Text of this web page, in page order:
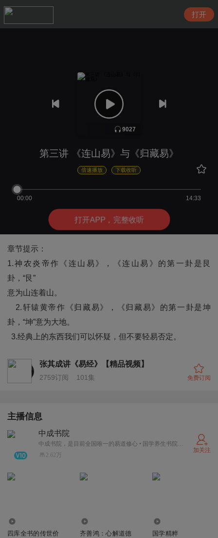
9027
第三讲 《连山易》与《归藏易》
倍速播放 下载收听
00:00 14:33
打开APP，完整收听
章节提示：
1.神农炎帝作《连山易》，《连山易》的第一卦是艮
卦，“艮”
意为山连着山。
2.轩辕黄帝作《归藏易》，《归藏易》的第一卦是坤
卦，“坤”意为大地。
3.经典上的东西我们可以怀疑，但不要轻易否定。
张其成讲《易经》【精品视频】
2759订阅 101集 免费订阅
主播信息
中成书院
中成书院，是目前全国唯一的易道修心 • 国学养生书院，唯一深度研修国学五经（国学五部经典《易经》、《论语》、《道德经》、《六祖坛经》、《黄帝内经》）的书院。中成书院，是由著名国学专家、“当代四大国学领军人物”之一的张其成先生于2004年创办。张其成先生携手易、儒、道、佛、医五家名师大德，为当代精英解读国学经典的秘密，领悟易道养生、修心开智之门。
2.62万
加关注
四库全书的传世价
齐善鸿：心解道德
国学精粹